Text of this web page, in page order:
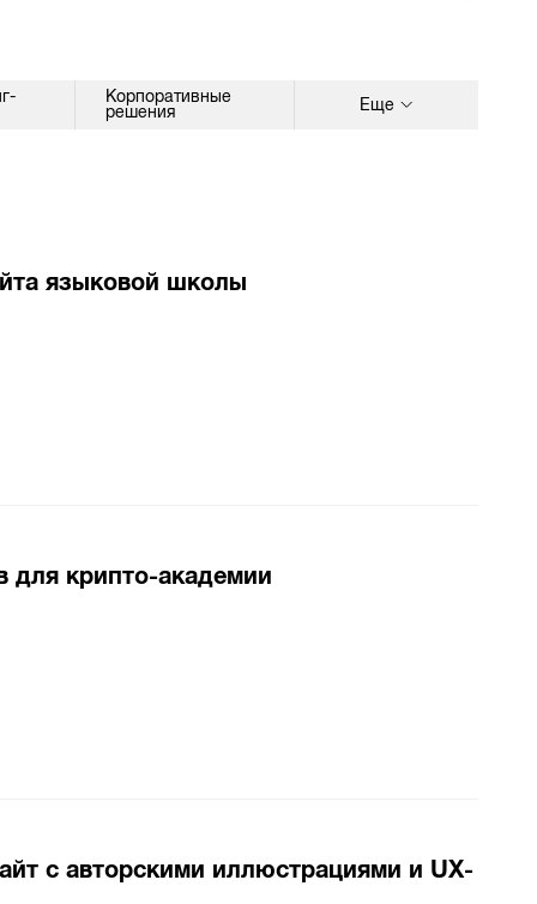
Корпоративные
решения
Еще
языковой школы
для крипто-академии
с авторскими иллюстрациями и UX-